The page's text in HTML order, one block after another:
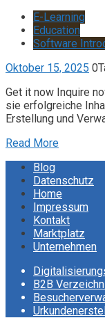
E-Learning
Education
Software
Oktober 15, 2025 0
Get it now Inquire
sie erfolgreiche
Erstellung und
Read More
Blog
Datenschutz
Home
Impressum
Kontakt
Marktplatz
Unternehmen
B2B